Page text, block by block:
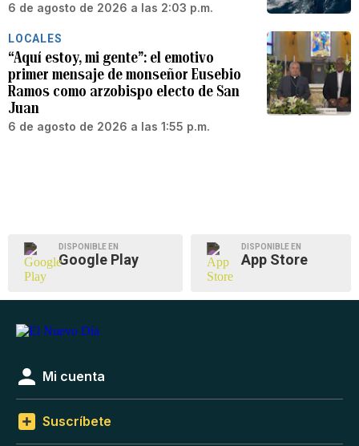
6 de agosto de 2026 a las 2:03 p.m.
LOCALES
“Aquí estoy, mi gente”: el emotivo
primer mensaje de monseñor Eusebio
Ramos como arzobispo electo de San
Juan
6 de agosto de 2026 a las 1:55 p.m.
DISPONIBLE EN
Google Play
DISPONIBLE EN
App Store
Mi cuenta
Suscríbete